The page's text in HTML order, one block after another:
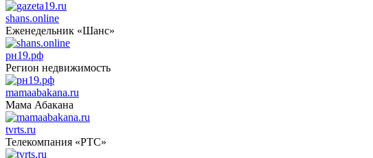
shans.online
Еженедельник «Шанс»
рн19.рф
Регион недвижимость
mamaabakana.ru
Мама Абакана
tvrts.ru
Телекомпания «РТС»